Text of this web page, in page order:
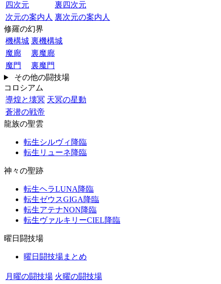
四次元
裏四次元
次元の案内人 裏次元の案内人
修羅の幻界
機構城 裏機構城
魔廊
裏魔廊
魔門
裏魔門
その他の闘技場
コロシアム
導煌と壊冥 天冥の星動
蒼潜の戦帝
龍族の聖雲
転生シルヴィ降臨
転生リューネ降臨
神々の聖跡
転生ヘラLUNA降臨
転生ゼウスGIGA降臨
転生アテナNON降臨
転生ヴァルキリーCIEL降臨
曜日闘技場
曜日闘技場まとめ
月曜の闘技場 火曜の闘技場